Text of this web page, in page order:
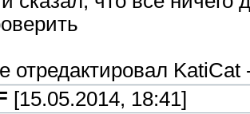
отредактировал KatiCat
[15.05.2014, 18:41]